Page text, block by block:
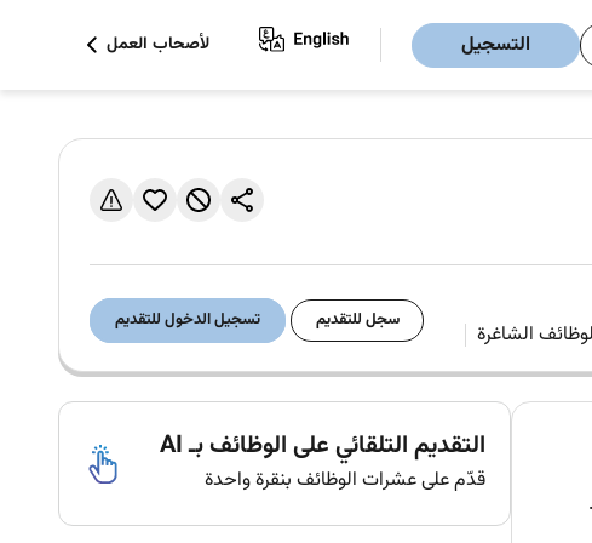
التسجيل لأصحاب العمل
سجل للتقديم تسجيل الدخول للتقديم
التقديم التلقائي على الوظائف بـ AI
قدّم على عشرات الوظائف بنقرة واحدة